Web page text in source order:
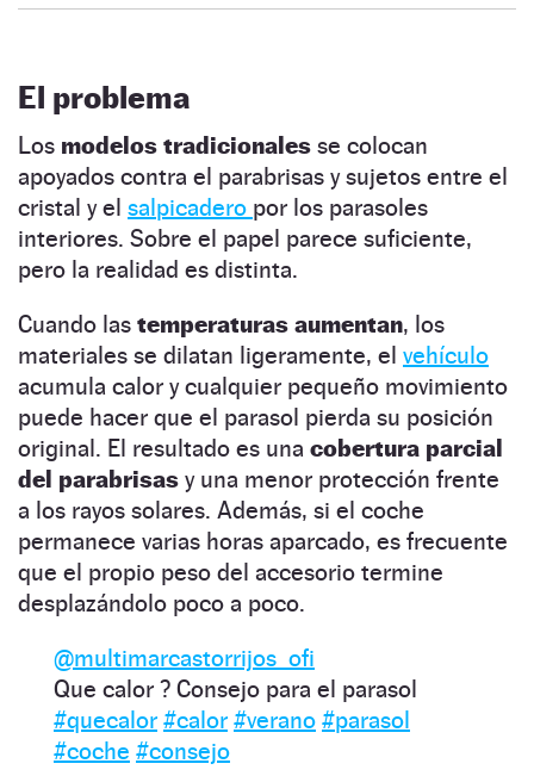
El problema
Los modelos tradicionales se colocan
apoyados contra el parabrisas y sujetos entre el
cristal y el salpicadero por los parasoles
interiores. Sobre el papel parece suficiente,
pero la realidad es distinta.
Cuando las temperaturas aumentan, los
materiales se dilatan ligeramente, el vehículo
acumula calor y cualquier pequeño movimiento
puede hacer que el parasol pierda su posición
original. El resultado es una cobertura parcial
del parabrisas y una menor protección frente
a los rayos solares. Además, si el coche
permanece varias horas aparcado, es frecuente
que el propio peso del accesorio termine
desplazándolo poco a poco.
@multimarcastorrijos_ofi
Que calor ? Consejo para el parasol
#quecalor #calor #verano #parasol
#coche #consejo